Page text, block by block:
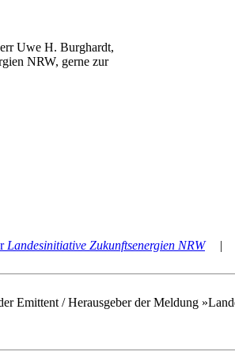
Uwe H. Burghardt,
NRW, gerne zur
Landesinitiative Zukunftsenergien NRW |
Emittent / Herausgeber der Meldung